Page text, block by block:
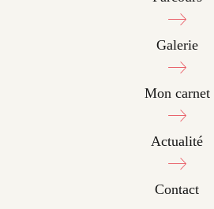
Galerie
Mon carnet
Actualité
Contact